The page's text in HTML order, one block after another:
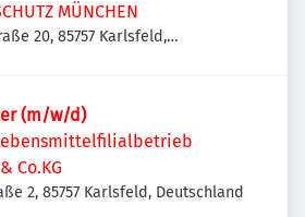
MÜNCHEN
20, 85757 Karlsfeld,
(m/w/d)
Co.KG
2, 85757 Karlsfeld, Deutschland